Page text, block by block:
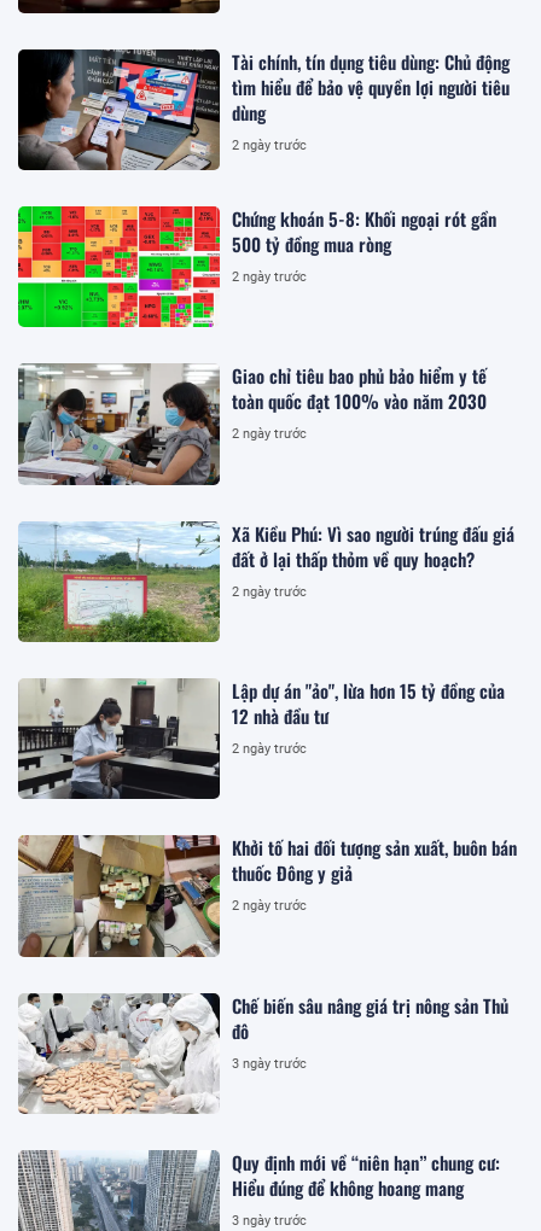
Tài chính, tín dụng tiêu dùng: Chủ động
tìm hiểu để bảo vệ quyền lợi người tiêu
dùng
2 ngày trước
Chứng khoán 5-8: Khối ngoại rót gần
500 tỷ đồng mua ròng
2 ngày trước
Giao chỉ tiêu bao phủ bảo hiểm y tế
toàn quốc đạt 100% vào năm 2030
2 ngày trước
Xã Kiều Phú: Vì sao người trúng đấu giá
đất ở lại thấp thỏm về quy hoạch?
2 ngày trước
Lập dự án "ảo", lừa hơn 15 tỷ đồng của
12 nhà đầu tư
2 ngày trước
Khởi tố hai đối tượng sản xuất, buôn bán
thuốc Đông y giả
2 ngày trước
Chế biến sâu nâng giá trị nông sản Thủ
đô
3 ngày trước
Quy định mới về “niên hạn” chung cư:
Hiểu đúng để không hoang mang
3 ngày trước